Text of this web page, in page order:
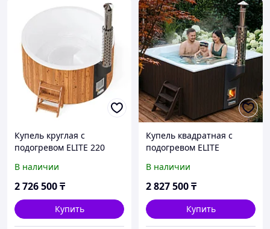
Купель круглая с
подогревом ELITE 220
POLARSPA
В наличии
2 726 500₸
Купить
Купель квадратная с
подогревом ELITE
купели POLARSPA
В наличии
2 827 500₸
Купить